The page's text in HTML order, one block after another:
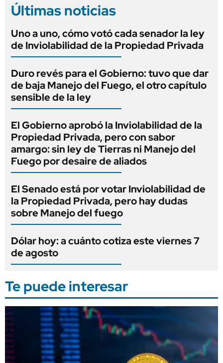
Últimas noticias
Uno a uno, cómo votó cada senador la ley
de Inviolabilidad de la Propiedad Privada
Duro revés para el Gobierno: tuvo que dar
de baja Manejo del Fuego, el otro capítulo
sensible de la ley
El Gobierno aprobó la Inviolabilidad de la
Propiedad Privada, pero con sabor
amargo: sin ley de Tierras ni Manejo del
Fuego por desaire de aliados
El Senado está por votar Inviolabilidad de
la Propiedad Privada, pero hay dudas
sobre Manejo del fuego
Dólar hoy: a cuánto cotiza este viernes 7
de agosto
Te puede interesar